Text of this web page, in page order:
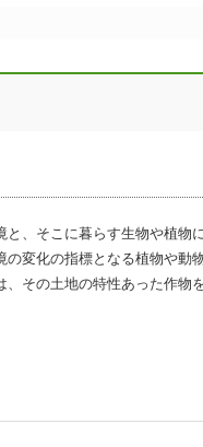
と、そこに暮らす生物や植物
の変化の指標となる植物や動
、その土地の特性あった作物